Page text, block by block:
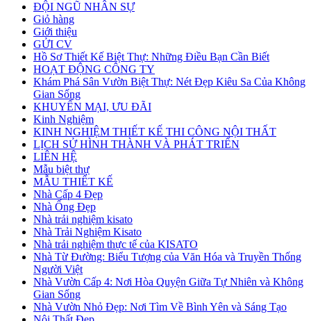
ĐỘI NGŨ NHÂN SỰ
Giỏ hàng
Giới thiệu
GỬI CV
Hồ Sơ Thiết Kế Biệt Thự: Những Điều Bạn Cần Biết
HOẠT ĐỘNG CÔNG TY
Khám Phá Sân Vườn Biệt Thự: Nét Đẹp Kiêu Sa Của Không
Gian Sống
KHUYẾN MẠI, ƯU ĐÃI
Kinh Nghiệm
KINH NGHIỆM THIẾT KẾ THI CÔNG NỘI THẤT
LỊCH SỬ HÌNH THÀNH VÀ PHÁT TRIỂN
LIÊN HỆ
Mẫu biệt thự
MẪU THIẾT KẾ
Nhà Cấp 4 Đẹp
Nhà Ống Đẹp
Nhà trải nghiệm kisato
Nhà Trải Nghiệm Kisato
Nhà trải nghiệm thực tế của KISATO
Nhà Từ Đường: Biểu Tượng của Văn Hóa và Truyền Thống
Người Việt
Nhà Vườn Cấp 4: Nơi Hòa Quyện Giữa Tự Nhiên và Không
Gian Sống
Nhà Vườn Nhỏ Đẹp: Nơi Tìm Về Bình Yên và Sáng Tạo